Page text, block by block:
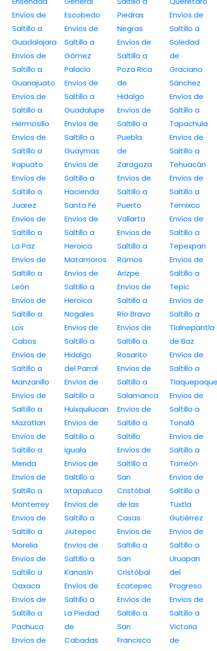
Envíos de
Saltillo a
Guadalajara
Envíos de
Saltillo a
Guanajuato
Envíos de
Saltillo a
Hermosillo
Envíos de
Saltillo a
Irapuato
Envíos de
Saltillo a
Juarez
Envíos de
Saltillo a
La Paz
Envíos de
Saltillo a
León
Envíos de
Saltillo a
Los
Cabos
Envíos de
Saltillo a
Manzanillo
Envíos de
Saltillo a
Mazatlan
Envíos de
Saltillo a
Merida
Envíos de
Saltillo a
Monterrey
Envíos de
Saltillo a
Morelia
Envíos de
Saltillo a
Oaxaca
Envíos de
Saltillo a
Pachuca
Envíos de
Escobedo
Envíos de
Saltillo a
Gómez
Palacio
Envíos de
Saltillo a
Guadalupe
Envíos de
Saltillo a
Guaymas
Envíos de
Saltillo a
Hacienda
Santa Fe
Envíos de
Saltillo a
Heroica
Matamoros
Envíos de
Saltillo a
Heroica
Nogales
Envíos de
Saltillo a
Hidalgo
del Parral
Envíos de
Saltillo a
Huixquilucan
Envíos de
Saltillo a
Iguala
Envíos de
Saltillo a
Ixtapaluca
Envíos de
Saltillo a
Jiutepec
Envíos de
Saltillo a
Kanasín
Envíos de
Saltillo a
La Piedad
de
Cabadas
Piedras
Negras
Envíos de
Saltillo a
Poza Rica
de
Hidalgo
Envíos de
Saltillo a
Puebla
de
Zaragoza
Envíos de
Saltillo a
Puerto
Vallarta
Envíos de
Saltillo a
Ramos
Arizpe
Envíos de
Saltillo a
Río Bravo
Envíos de
Saltillo a
Rosarito
Envíos de
Saltillo a
Salamanca
Envíos de
Saltillo a
Saltillo
Envíos de
Saltillo a
San
Cristóbal
de las
Casas
Envíos de
Saltillo a
San
Cristóbal
Ecatepec
Envíos de
Saltillo a
San
Francisco
Envíos de
Saltillo a
Soledad
de
Graciano
Sánchez
Envíos de
Saltillo a
Tapachula
Envíos de
Saltillo a
Tehuacán
Envíos de
Saltillo a
Temixco
Envíos de
Saltillo a
Tepexpan
Envíos de
Saltillo a
Tepic
Envíos de
Saltillo a
Tlalnepantla
de Baz
Envíos de
Saltillo a
Envíos de
Saltillo a
Tonalá
Envíos de
Saltillo a
Torreón
Envíos de
Saltillo a
Tuxtla
Gutiérrez
Envíos de
Saltillo a
Uruapan
del
Progreso
Envíos de
Saltillo a
Victoria
de